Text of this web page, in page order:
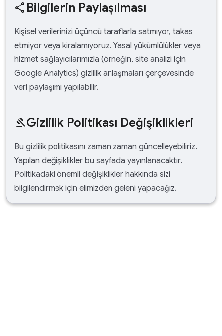
share Bilgilerin Paylaşılması
Kişisel verilerinizi üçüncü taraflarla satmıyor, takas
etmiyor veya kiralamıyoruz. Yasal yükümlülükler veya
hizmet sağlayıcılarımızla (örneğin, site analizi için
Google Analytics) gizlilik anlaşmaları çerçevesinde
veri paylaşımı yapılabilir.
gavelGizlilik Politikası Değişiklikleri
Bu gizlilik politikasını zaman zaman güncelleyebiliriz.
Yapılan değişiklikler bu sayfada yayınlanacaktır.
Politikadaki önemli değişiklikler hakkında sizi
bilgilendirmek için elimizden geleni yapacağız.